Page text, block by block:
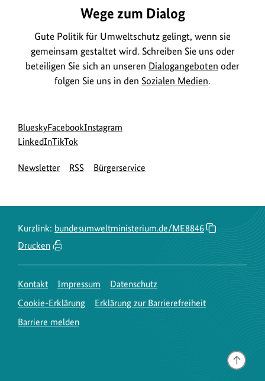
Wege zum Dialog
Gute Politik für Umweltschutz gelingt, wenn sie
gemeinsam gestaltet wird. Schreiben Sie uns oder
beteiligen Sie sich an unseren Dialogangeboten oder
folgen Sie uns in den Sozialen Medien.
Social
Media
Blueskyzur
Bluesky-
des
Facebookzur
des
Instagram
des
LinkedInzur
Seite
zur
Seite
TikTok
Newsletter RSS Bürgerservice
Kurzlink: bundesumweltministerium.de/ME8846
Drucken
Kontakt Impressum
Datenschutz
Cookie-Erklärung
Erklärung zur Barrierefreiheit
Barriere melden
Gehe
nach